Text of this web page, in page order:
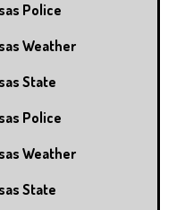
Police
Weather
State
Police
Weather
State